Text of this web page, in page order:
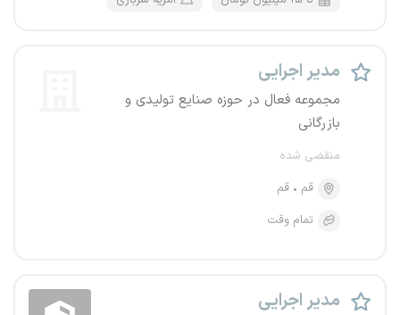
مدیر اجرایی
مجموعه فعال در حوزه صنایع تولیدی و
بازرگانی
منقضی شده
قم
قم
تمام وقت
مدیر اجرایی